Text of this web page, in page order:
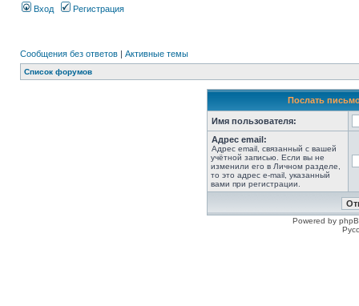
Вход Регистрация
Сообщения без ответов | Активные темы
Список форумов
Послать
Имя пользователя:
Адрес email:
Адрес email, связанный с вашей
учётной записью. Если вы не
изменили его в Личном разделе,
то это адрес e-mail, указанный
вами при регистрации.
Powered by